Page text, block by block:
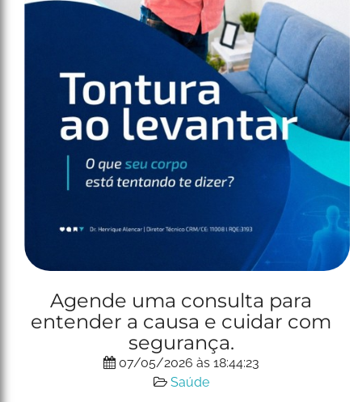
Agende uma consulta para
entender a causa e cuidar com
segurança.
07/05/2026 às 18:44:23
Saúde